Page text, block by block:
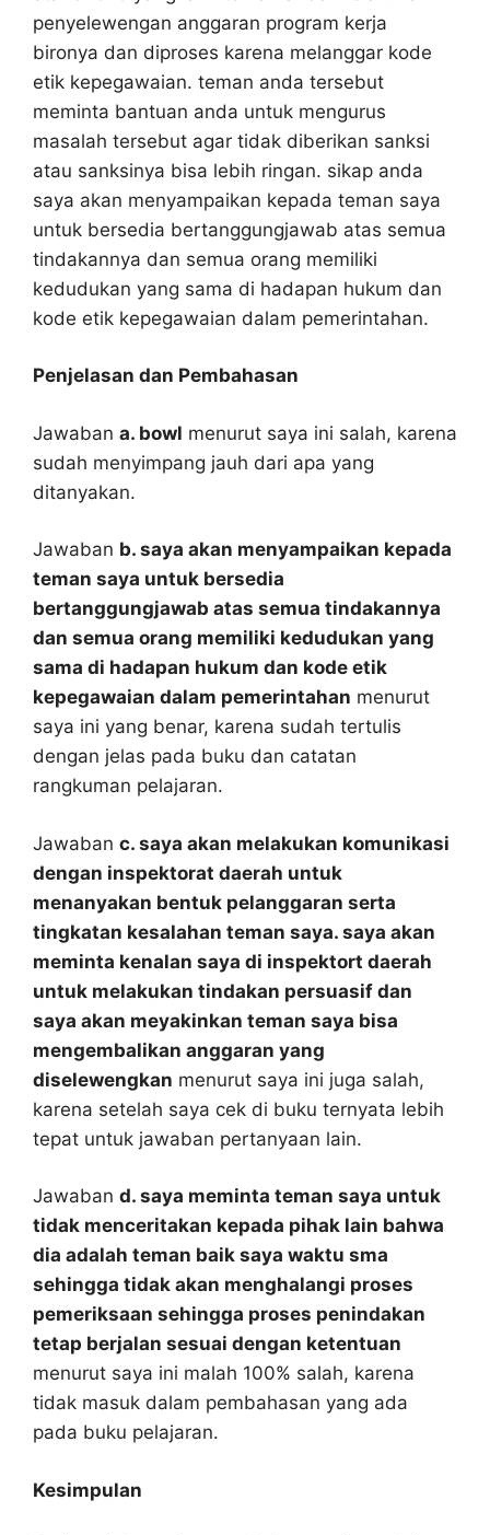
penyelewengan anggaran program kerja
bironya dan diproses karena melanggar kode
etik kepegawaian. teman anda tersebut
meminta bantuan anda untuk mengurus
masalah tersebut agar tidak diberikan sanksi
atau sanksinya bisa lebih ringan. sikap anda
saya akan menyampaikan kepada teman saya
untuk bersedia bertanggungjawab atas semua
tindakannya dan semua orang memiliki
kedudukan yang sama di hadapan hukum dan
kode etik kepegawaian dalam pemerintahan.
Penjelasan dan Pembahasan
Jawaban a. bowl menurut saya ini salah, karena
sudah menyimpang jauh dari apa yang
ditanyakan.
Jawaban b. saya akan menyampaikan kepada
teman saya untuk bersedia
bertanggungjawab atas semua tindakannya
dan semua orang memiliki kedudukan yang
sama di hadapan hukum dan kode etik
kepegawaian dalam pemerintahan menurut
saya ini yang benar, karena sudah tertulis
dengan jelas pada buku dan catatan
rangkuman pelajaran.
Jawaban c. saya akan melakukan komunikasi
dengan inspektorat daerah untuk
menanyakan bentuk pelanggaran serta
tingkatan kesalahan teman saya. saya akan
meminta kenalan saya di inspektort daerah
untuk melakukan tindakan persuasif dan
saya akan meyakinkan teman saya bisa
mengembalikan anggaran yang
diselewengkan menurut saya ini juga salah,
karena setelah saya cek di buku ternyata lebih
tepat untuk jawaban pertanyaan lain.
Jawaban d. saya meminta teman saya untuk
tidak menceritakan kepada pihak lain bahwa
dia adalah teman baik saya waktu sma
sehingga tidak akan menghalangi proses
pemeriksaan sehingga proses penindakan
tetap berjalan sesuai dengan ketentuan
menurut saya ini malah 100% salah, karena
tidak masuk dalam pembahasan yang ada
pada buku pelajaran.
Kesimpulan